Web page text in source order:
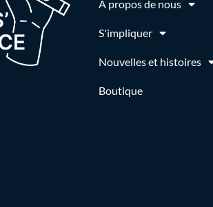
À propos de nous
S'impliquer
Nouvelles et histoires
Boutique